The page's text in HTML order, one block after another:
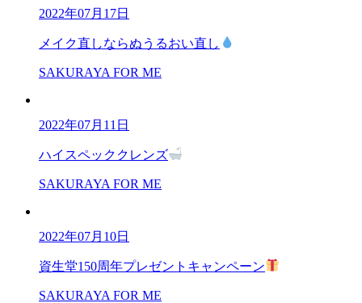
2022年07月17日
メイク直しならぬうるおい直し
SAKURAYA FOR ME
2022年07月11日
ハイスペッククレンズ
SAKURAYA FOR ME
2022年07月10日
資生堂150周年プレゼントキャンペーン
SAKURAYA FOR ME